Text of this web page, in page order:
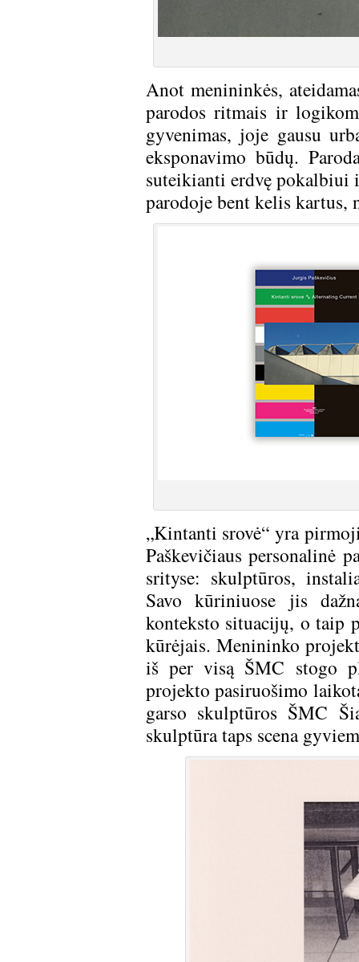
Anot menininkės,
parodos ritmais ir
gyvenimas, joje gausu
eksponavimo būdų.
suteikianti erdvę
parodoje bent kelis
„Kintanti srovė“ yra
Paškevičiaus personalinė
srityse: skulptūros,
Savo kūriniuose jis
konteksto situacijų, o taip
kūrėjais. Menininko
iš per visą ŠMC stogo
projekto pasiruošimo
garso skulptūros ŠMC
skulptūra taps scena